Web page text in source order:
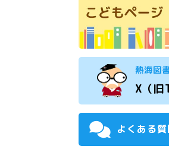
熱海図
X（
よくある質